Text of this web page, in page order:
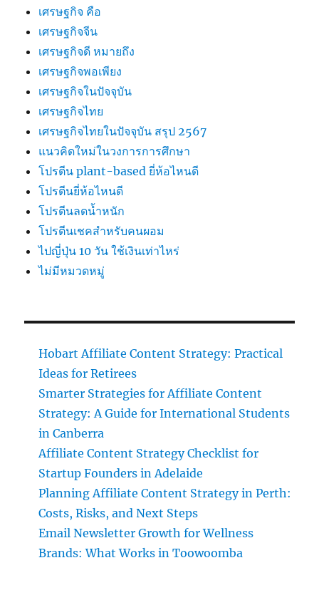
เศรษฐกิจ คือ
เศรษฐกิจจีน
เศรษฐกิจดี หมายถึง
เศรษฐกิจพอเพียง
เศรษฐกิจในปัจจุบัน
เศรษฐกิจไทย
เศรษฐกิจไทยในปัจจุบัน สรุป 2567
แนวคิดใหม่ในวงการการศึกษา
โปรตีน plant-based ยี่ห้อไหนดี
โปรตีนยี่ห้อไหนดี
โปรตีนลดน้ำหนัก
โปรตีนเชคสำหรับคนผอม
ไปญี่ปุ่น 10 วัน ใช้เงินเท่าไหร่
ไม่มีหมวดหมู่
Hobart Affiliate Content Strategy: Practical
Ideas for Retirees
Smarter Strategies for Affiliate Content
Strategy: A Guide for International Students
in Canberra
Affiliate Content Strategy Checklist for
Startup Founders in Adelaide
Planning Affiliate Content Strategy in Perth:
Costs, Risks, and Next Steps
Email Newsletter Growth for Wellness
Brands: What Works in Toowoomba